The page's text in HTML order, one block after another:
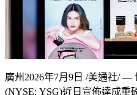
廣州 2026年7月9日 /美通社/ —
(NYSE: YSG)近日宣佈達成重